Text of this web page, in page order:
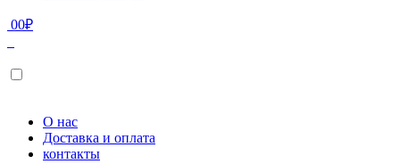
00₽
О нас
Доставка и оплата
контакты